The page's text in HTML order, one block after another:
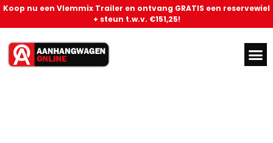
Koop nu een Vlemmix Trailer en ontvang GRATIS een reservewiel
+ steun t.w.v. €151,25!